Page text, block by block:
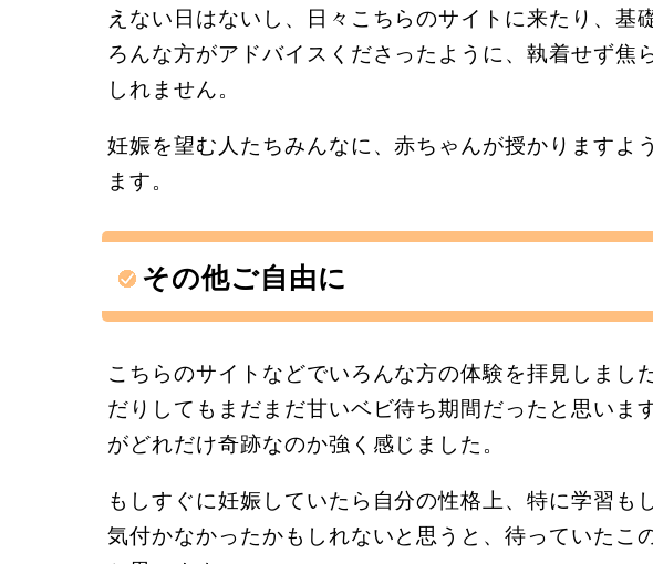
えない日はないし、日々こちらのサイトに来たり、基
ろんな方がアドバイスくださったように、執着せず焦
しれません。
妊娠を望む人たちみんなに、赤ちゃんが授かりますよ
ます。
その他ご自由に
こちらのサイトなどでいろんな方の体験を拝見しまし
だりしてもまだまだ甘いベビ待ち期間だったと思いま
がどれだけ奇跡なのか強く感じました。
もしすぐに妊娠していたら自分の性格上、特に学習も
気付かなかったかもしれないと思うと、待っていたこ